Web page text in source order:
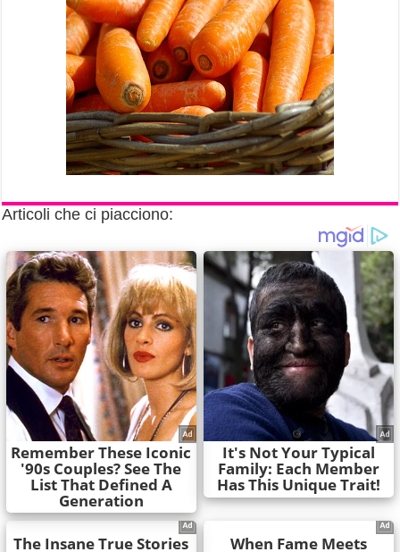
Articoli che ci piacciono: